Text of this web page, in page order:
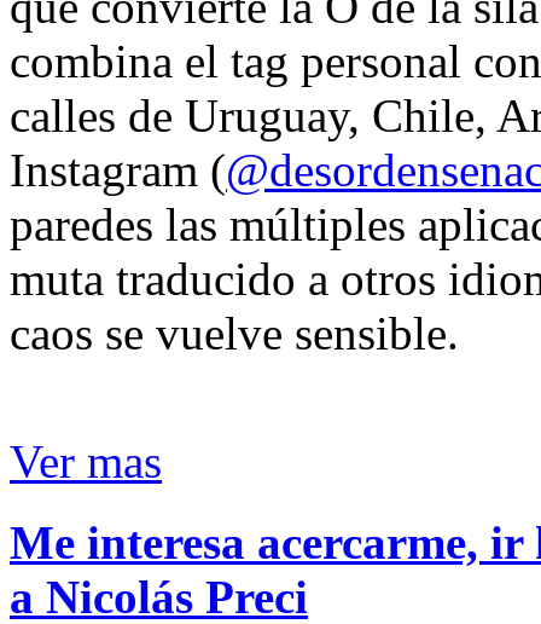
combina el tag personal
calles de Uruguay, Chile,
Instagram (
paredes las múltiples
muta traducido a otros
caos se vuelve sensible.
Ver mas
Me interesa acercarme,
a Nicolás Preci